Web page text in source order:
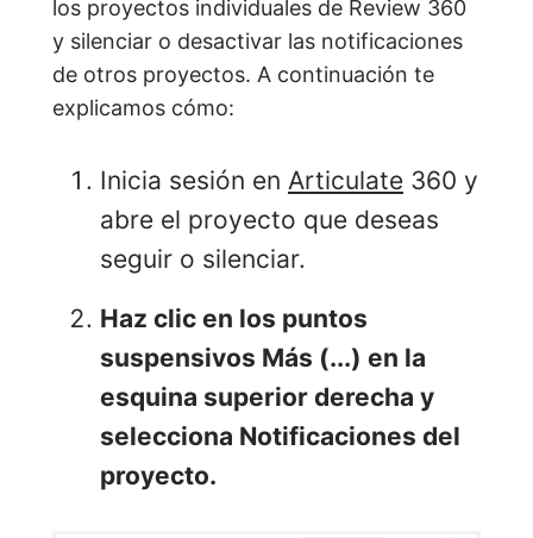
los proyectos individuales de Review 360
y silenciar o desactivar las notificaciones
de otros proyectos. A continuación te
explicamos cómo:
Inicia sesión en Articulate 360 y
abre el proyecto que deseas
seguir o silenciar.
Haz clic en los puntos
suspensivos Más (...) en la
esquina superior derecha y
selecciona Notificaciones del
proyecto.